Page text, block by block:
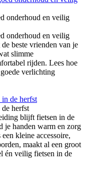
onderhoud en veilig
onderhoud en veilig
beste vrienden van je
slimme
rijden. Lees hoe
verlichting
herfst
blijft fietsen in de
je handen warm en zorg
kleine accessoire,
maakt al een groot
én veilig fietsen in de